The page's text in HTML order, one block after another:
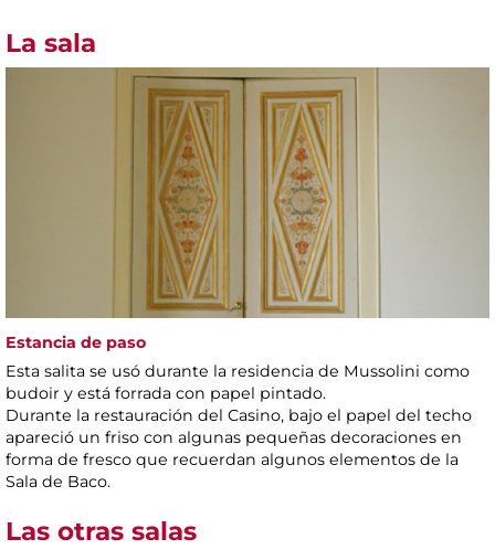
La sala
Estancia de paso
Esta salita se usó durante la residencia de Mussolini como
budoir y está forrada con papel pintado.
Durante la restauración del Casino, bajo el papel del techo
apareció un friso con algunas pequeñas decoraciones en
forma de fresco que recuerdan algunos elementos de la
Sala de Baco.
Las otras salas